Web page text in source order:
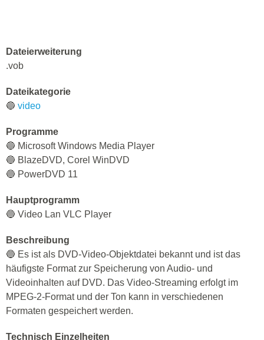
Dateierweiterung
.vob
Dateikategorie
🔵 video
Programme
🔵 Microsoft Windows Media Player
🔵 BlazeDVD, Corel WinDVD
🔵 PowerDVD 11
Hauptprogramm
🔵 Video Lan VLC Player
Beschreibung
🔵 Es ist als DVD-Video-Objektdatei bekannt und ist das
häufigste Format zur Speicherung von Audio- und
Videoinhalten auf DVD. Das Video-Streaming erfolgt im
MPEG-2-Format und der Ton kann in verschiedenen
Formaten gespeichert werden.
Technisch Einzelheiten